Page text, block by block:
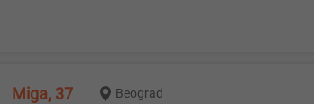
Miga, 37 Beograd